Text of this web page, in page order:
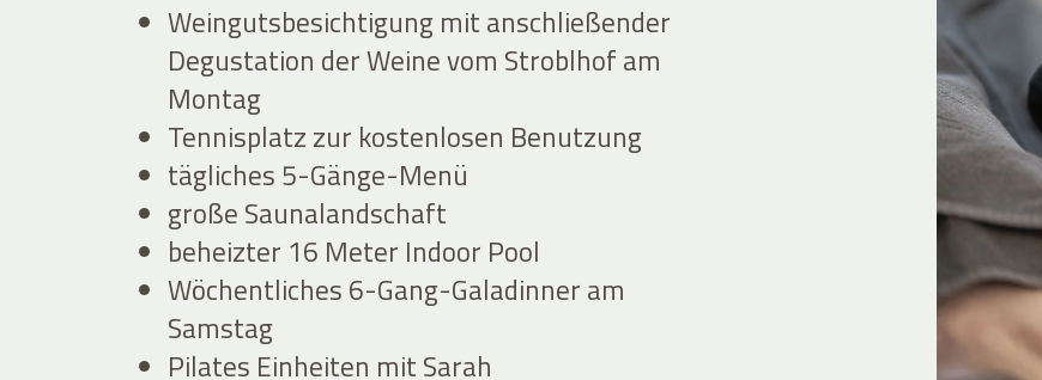
Weingutsbesichtigung mit anschließender
Degustation der Weine vom Stroblhof am
Montag
Tennisplatz zur kostenlosen Benutzung
tägliches 5-Gänge-Menü
große Saunalandschaft
beheizter 16 Meter Indoor Pool
Wöchentliches 6-Gang-Galadinner am
Samstag
Pilates Einheiten mit Sarah